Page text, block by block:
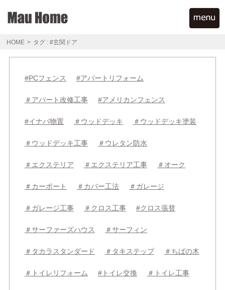
HOME > タグ : #玄関ドア
#PCフェンス #アパートリフォーム
＃アパート改修工事 #アメリカンフェンス
#イナバ物置 ＃ウッドデッキ ＃ウッドデッキ塗装
＃ウッドデッキ工事 ＃ウレタン防水
＃エクステリア ＃エクステリア工事 ＃オーク
＃カーポート ＃カバー工法 ＃ガレージ
＃ガレージ工事 ＃クロス工事 #クロス張替
＃サーファーズハウス ＃サーフィン
＃タカラスタンダード ＃タキステップ ＃ちばの木
＃トイレリフォーム #トイレ交換 ＃トイレ工事